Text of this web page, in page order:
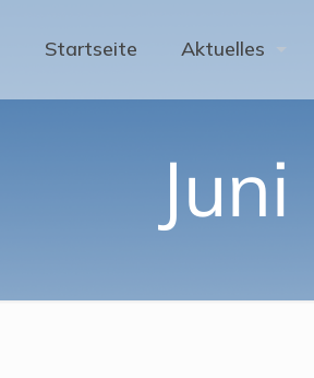
Startseite Aktuelles